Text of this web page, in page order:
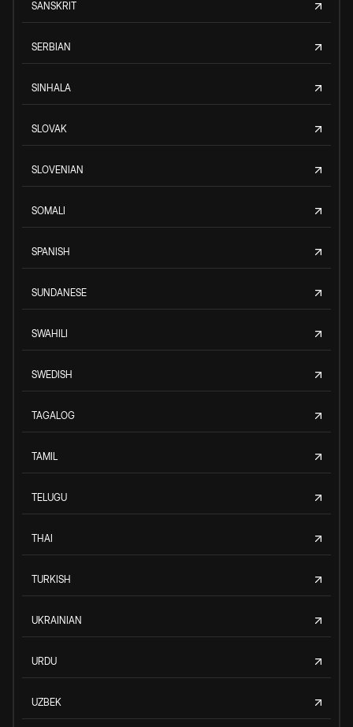
SANSKRIT
SERBIAN
SINHALA
SLOVAK
SLOVENIAN
SOMALI
SPANISH
SUNDANESE
SWAHILI
SWEDISH
TAGALOG
TAMIL
TELUGU
THAI
TURKISH
UKRAINIAN
URDU
UZBEK